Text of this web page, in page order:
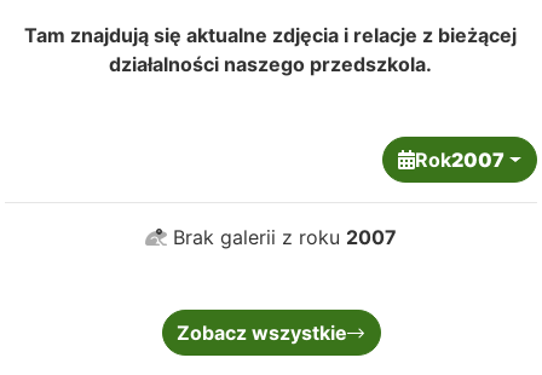
Tam znajdują się aktualne zdjęcia i relacje z bieżącej
działalności naszego przedszkola.
Rok2007
Brak galerii z roku 2007
Zobacz wszystkie